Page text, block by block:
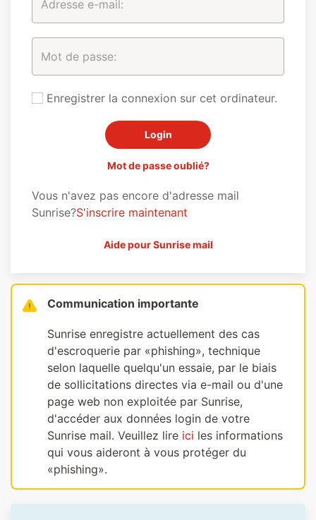
Enregistrer la connexion sur cet ordinateur.
Mot de passe oublié?
Vous n'avez pas encore d'adresse mail
Sunrise?S'inscrire maintenant
Aide pour Sunrise mail
Communication importante
Sunrise enregistre actuellement des cas
d'escroquerie par «phishing», technique
selon laquelle quelqu'un essaie, par le biais
de sollicitations directes via e-mail ou d'une
page web non exploitée par Sunrise,
d'accéder aux données login de votre
Sunrise mail. Veuillez lire ici les informations
qui vous aideront à vous protéger du
«phishing».